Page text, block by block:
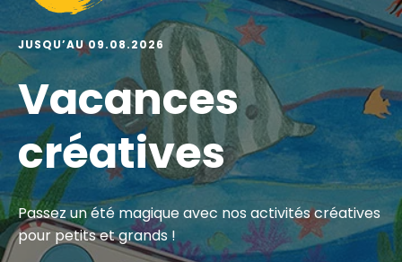
JUSQU’AU 09.08.2026
Vacances
créatives
Passez un été magique avec nos activités créatives
pour petits et grands !